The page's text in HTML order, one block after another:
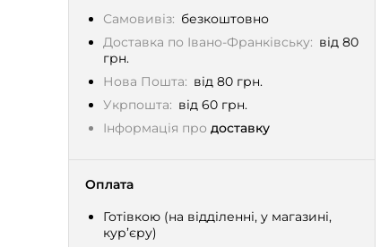
Самовивіз: безкоштовно
Доставка по Івано-Франківську: від 80
грн.
Нова Пошта: від 80 грн.
Укрпошта: від 60 грн.
Інформація про доставку
Оплата
Готівкою (на відділенні, у магазині,
кур’єру)